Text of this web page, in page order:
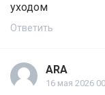
уходом
Ответить
ARA
16 мая 2026